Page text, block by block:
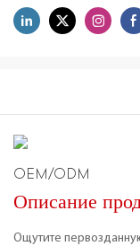
OEM/ODM
Описание
Ощутите